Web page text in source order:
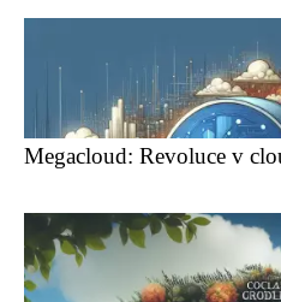
Megacloud: Revoluce v